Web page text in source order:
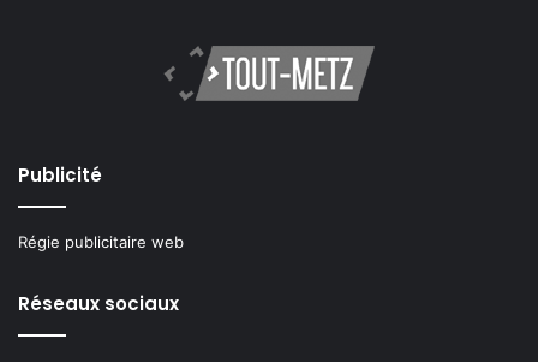
Publicité
Régie publicitaire web
Réseaux sociaux